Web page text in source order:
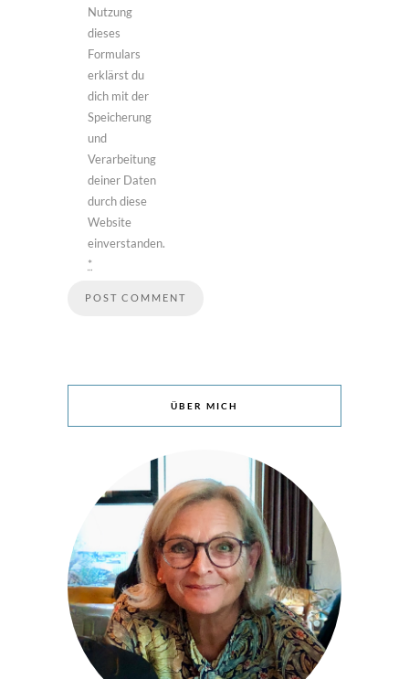
Nutzung
dieses
Formulars
erklärst du
dich mit der
Speicherung
und
Verarbeitung
deiner Daten
durch diese
Website
einverstanden.
*
ÜBER MICH